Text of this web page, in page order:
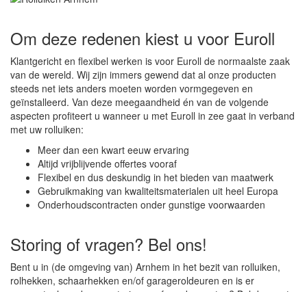
Om deze redenen kiest u voor Euroll
Klantgericht en flexibel werken is voor Euroll de normaalste zaak
van de wereld. Wij zijn immers gewend dat al onze producten
steeds net iets anders moeten worden vormgegeven en
geïnstalleerd. Van deze meegaandheid én van de volgende
aspecten profiteert u wanneer u met Euroll in zee gaat in verband
met uw rolluiken:
Meer dan een kwart eeuw ervaring
Altijd vrijblijvende offertes vooraf
Flexibel en dus deskundig in het bieden van maatwerk
Gebruikmaking van kwaliteitsmaterialen uit heel Europa
Onderhoudscontracten onder gunstige voorwaarden
Storing of vragen? Bel ons!
Bent u in (de omgeving van) Arnhem in het bezit van rolluiken,
rolhekken, schaarhekken en/of garageroldeuren en is er